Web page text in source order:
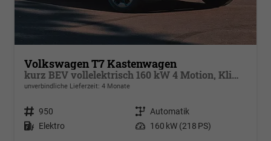
Volkswagen T7 Kastenwagen
kurz BEV vollelektrisch 160 kW 4 Motion, Klimaautomatik für 1 Zone, Außenspiegel elektrisch klappbar, Batterie 70 kWh netto
unverbindliche Lieferzeit: 4 Monate
Fahrzeugnr. 950 Getriebe Automatik
Kraftstoff Elektro Leistung 160 kW (218 PS)